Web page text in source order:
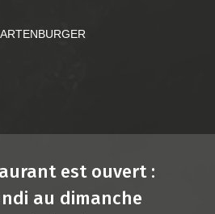
est ouvert :
au dimanche